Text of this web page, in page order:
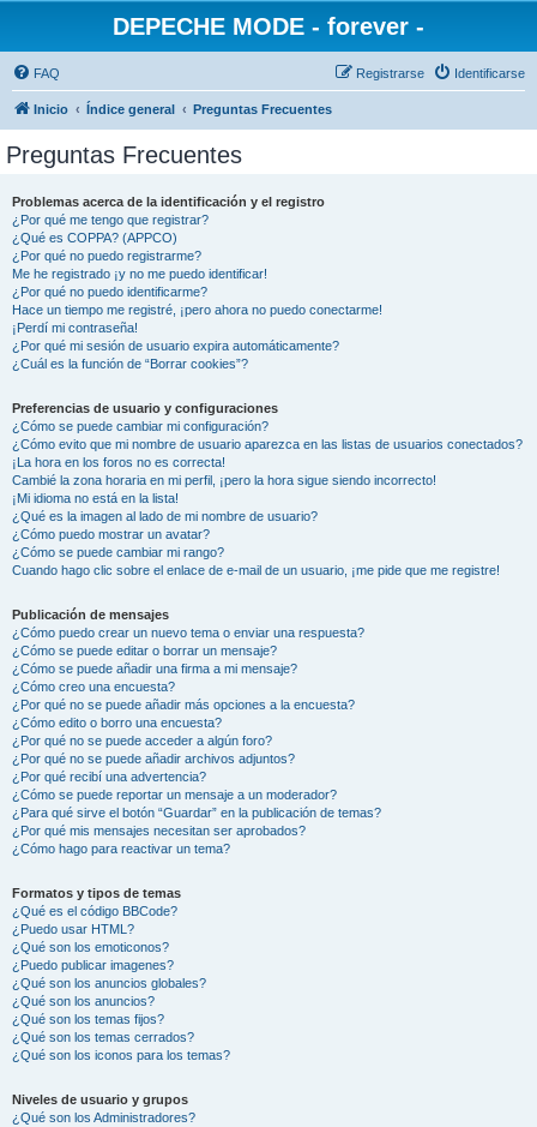
DEPECHE MODE - forever -
FAQ Identificarse
Registrarse
Inicio Índice general Preguntas Frecuentes
Preguntas Frecuentes
Problemas acerca de la identificación y el registro
¿Por qué me tengo que registrar?
¿Qué es COPPA? (APPCO)
¿Por qué no puedo registrarme?
Me he registrado ¡y no me puedo identificar!
¿Por qué no puedo identificarme?
Hace un tiempo me registré, ¡pero ahora no puedo conectarme!
¡Perdí mi contraseña!
¿Por qué mi sesión de usuario expira automáticamente?
¿Cuál es la función de “Borrar cookies”?
Preferencias de usuario y configuraciones
¿Cómo se puede cambiar mi configuración?
¿Cómo evito que mi nombre de usuario aparezca en las listas de usuarios conectados?
¡La hora en los foros no es correcta!
Cambié la zona horaria en mi perfil, ¡pero la hora sigue siendo incorrecto!
¡Mi idioma no está en la lista!
¿Qué es la imagen al lado de mi nombre de usuario?
¿Cómo puedo mostrar un avatar?
¿Cómo se puede cambiar mi rango?
Cuando hago clic sobre el enlace de e-mail de un usuario, ¡me pide que me registre!
Publicación de mensajes
¿Cómo puedo crear un nuevo tema o enviar una respuesta?
¿Cómo se puede editar o borrar un mensaje?
¿Cómo se puede añadir una firma a mi mensaje?
¿Cómo creo una encuesta?
¿Por qué no se puede añadir más opciones a la encuesta?
¿Cómo edito o borro una encuesta?
¿Por qué no se puede acceder a algún foro?
¿Por qué no se puede añadir archivos adjuntos?
¿Por qué recibí una advertencia?
¿Cómo se puede reportar un mensaje a un moderador?
¿Para qué sirve el botón “Guardar” en la publicación de temas?
¿Por qué mis mensajes necesitan ser aprobados?
¿Cómo hago para reactivar un tema?
Formatos y tipos de temas
¿Qué es el código BBCode?
¿Puedo usar HTML?
¿Qué son los emoticonos?
¿Puedo publicar imagenes?
¿Qué son los anuncios globales?
¿Qué son los anuncios?
¿Qué son los temas fijos?
¿Qué son los temas cerrados?
¿Qué son los iconos para los temas?
Niveles de usuario y grupos
¿Qué son los Administradores?